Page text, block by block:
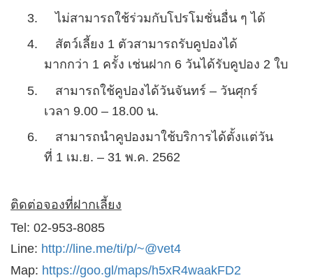
3.ไม่สามารถใช้ร่วมกับโปรโมชั่นอื่น ๆ ได้
4. สัตว์เลี้ยง 1 ตัวสามารถรับคูปองได้
มากกว่า 1 ครั้ง เช่นฝาก 6 วันได้รับคูปอง 2 ใบ
5. สามารถใช้คูปองได้วันจันทร์ – วันศุกร์
เวลา 9.00 – 18.00 น.
6. สามารถนำคูปองมาใช้บริการได้ตั้งแต่วัน
ที่ 1 เม.ย. – 31 พ.ค. 2562
ติดต่อจองที่ฝากเลี้ยง
Tel: 02-953-8085
Line: http://line.me/ti/p/~@vet4
Map: https://goo.gl/maps/h5xR4waakFD2